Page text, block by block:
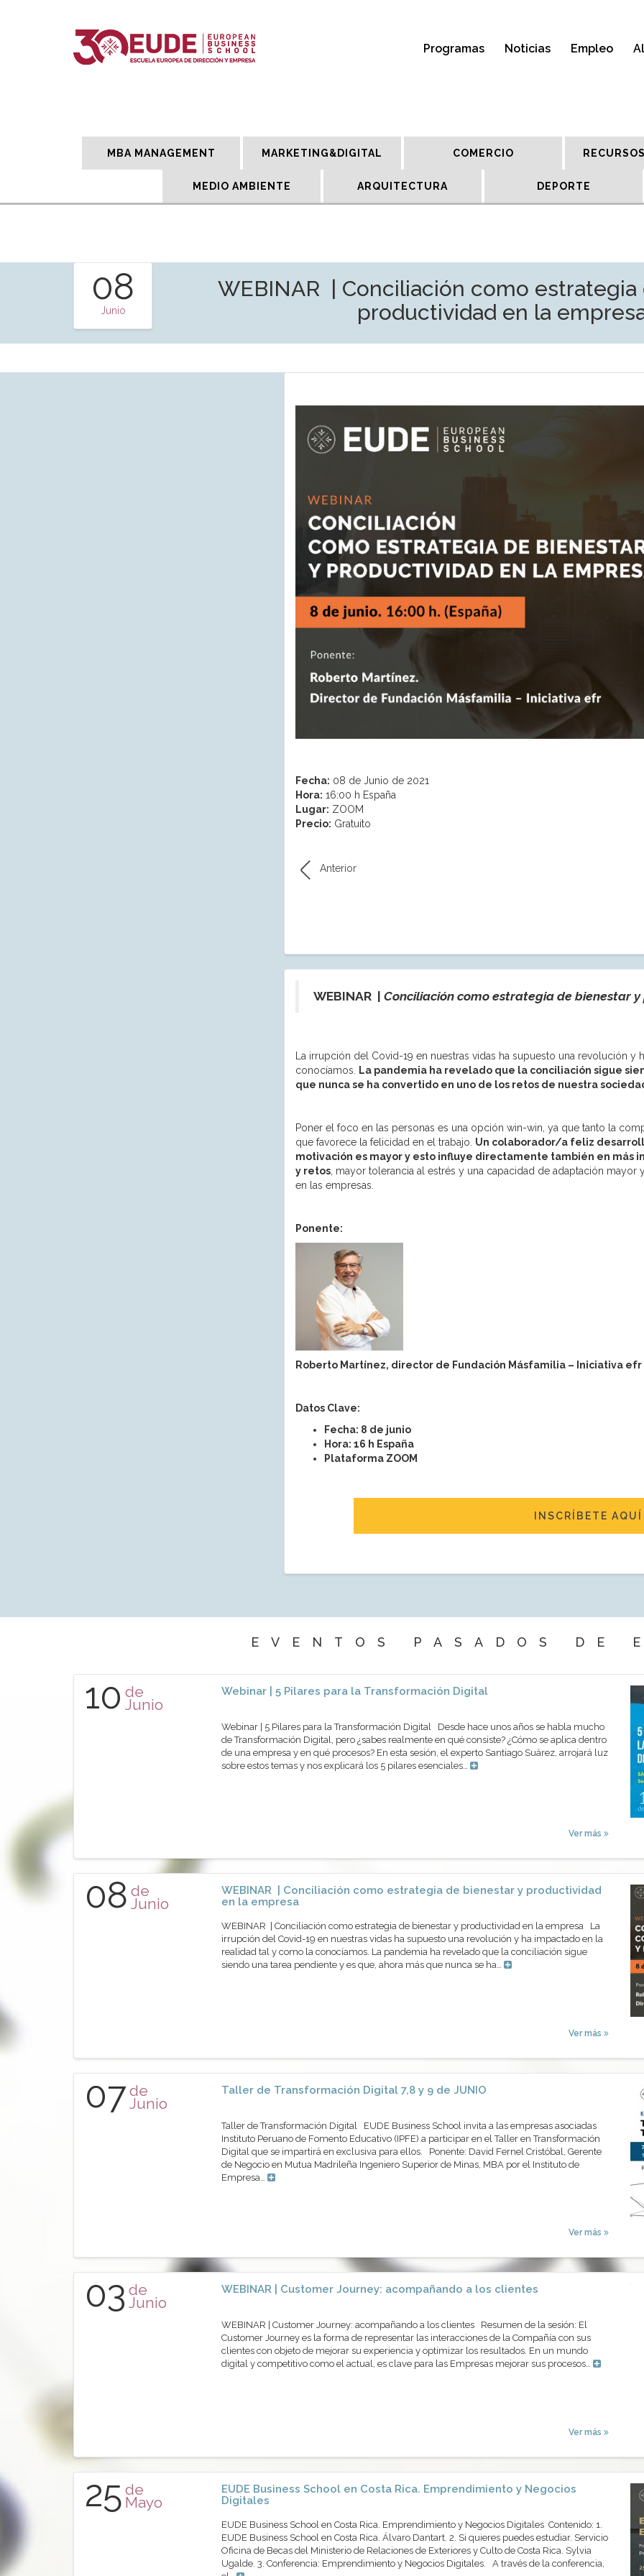
Programas Noticias Empleo
MBA MANAGEMENT MARKETING&DIGITAL COMERCIO
MEDIO AMBIENTE ARQUITECTURA DEPORTE
08
Junio
WEBINAR | Conciliación como estrategia
productividad en la
Fecha: 08 de Junio de 2021
Hora: 16:00 h España
Lugar: ZOOM
Precio: Gratuito
Anterior
WEBINAR | Conciliación como estrategia de bienestar
La irrupción del Covid-19 en nuestras vidas ha supuesto una revolución
conocíamos.
La pandemia ha revelado que la conciliación sigue
que nunca se ha convertido en uno de los retos de nuestra
Poner el foco en las personas es una opción win-win, ya que tanto la
que favorece la felicidad en el trabajo. Un colaborador/a feliz
motivación es mayor y esto influye directamente también en más
y retos, mayor tolerancia al estrés y una capacidad de adaptación
en las empresas.
Ponente:
Roberto Martínez, director de Fundación Másfamilia – Iniciativa efr
Datos Clave:
Fecha: 8 de junio
Hora: 16 h España
Plataforma ZOOM
INSCRÍBETE AQUÍ
EVENTOS PASADOS DE
10 de
Junio
Webinar | 5 Pilares para la Transformación Digital
Webinar | 5 Pilares para la Transformación Digital Desde hace unos años se habla mucho
de Transformación Digital, pero ¿sabes realmente en qué consiste? ¿Cómo se aplica dentro
de una empresa y en qué procesos? En esta sesión, el experto Santiago Suárez, arrojará luz
sobre estos temas y nos explicará los 5 pilares esenciales…
Ver más
08 de
Junio
WEBINAR | Conciliación como estrategia de bienestar y productividad
en la empresa
WEBINAR | Conciliación como estrategia de bienestar y productividad en la empresa La
irrupción del Covid-19 en nuestras vidas ha supuesto una revolución y ha impactado en la
realidad tal y como la conocíamos. La pandemia ha revelado que la conciliación sigue
siendo una tarea pendiente y es que, ahora más que nunca se ha…
Ver más
07de
Junio
Taller de Transformación Digital 7,8 y 9 de JUNIO
Taller de Transformación Digital EUDE Business School invita a las empresas asociadas
Instituto Peruano de Fomento Educativo (IPFE) a participar en el Taller en Transformación
Digital que se impartirá en exclusiva para ellos. Ponente: David Fernel Cristóbal, Gerente
de Negocio en Mutua Madrileña Ingeniero Superior de Minas, MBA por el Instituto de
Empresa…
Ver más
03 de
Junio
WEBINAR | Customer Journey: acompañando a los clientes
WEBINAR | Customer Journey: acompañando a los clientes Resumen de la sesión: El
Customer Journey es la forma de representar las interacciones de la Compañía con sus
clientes con objeto de mejorar su experiencia y optimizar los resultados. En un mundo
digital y competitivo como el actual, es clave para las Empresas mejorar sus procesos…
Ver más
25 de
Mayo
EUDE Business School en Costa Rica. Emprendimiento y Negocios
Digitales
EUDE Business School en Costa Rica. Emprendimiento y Negocios Digitales Contenido: 1.
EUDE Business School en Costa Rica. Álvaro Dantart. 2. Si quieres puedes estudiar. Servicio
Oficina de Becas del Ministerio de Relaciones de Exteriores y Culto de Costa Rica. Sylvia
Ugalde. 3. Conferencia: Emprendimiento y Negocios Digitales. A través de la conferencia,